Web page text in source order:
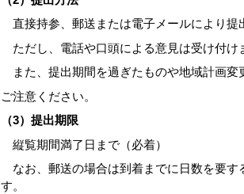
直接持参、郵送または電子メールにより提
ただし、電話や口頭による意見は受け付け
また、提出期間を過ぎたものや地域計画変
ご注意ください。
（3）提出期限
縦覧期間満了日まで（必着）
なお、郵送の場合は到着までに日数を要す
す。